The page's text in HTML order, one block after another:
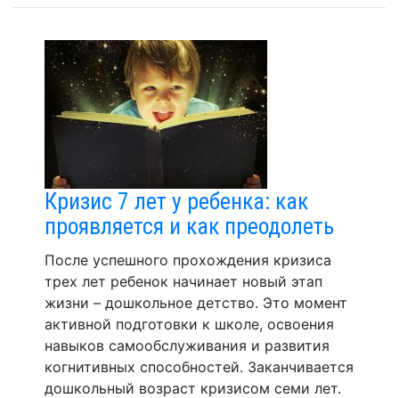
Кризис 7 лет у ребенка: как
проявляется и как преодолеть
После успешного прохождения кризиса
трех лет ребенок начинает новый этап
жизни – дошкольное детство. Это момент
активной подготовки к школе, освоения
навыков самообслуживания и развития
когнитивных способностей. Заканчивается
дошкольный возраст кризисом семи лет.